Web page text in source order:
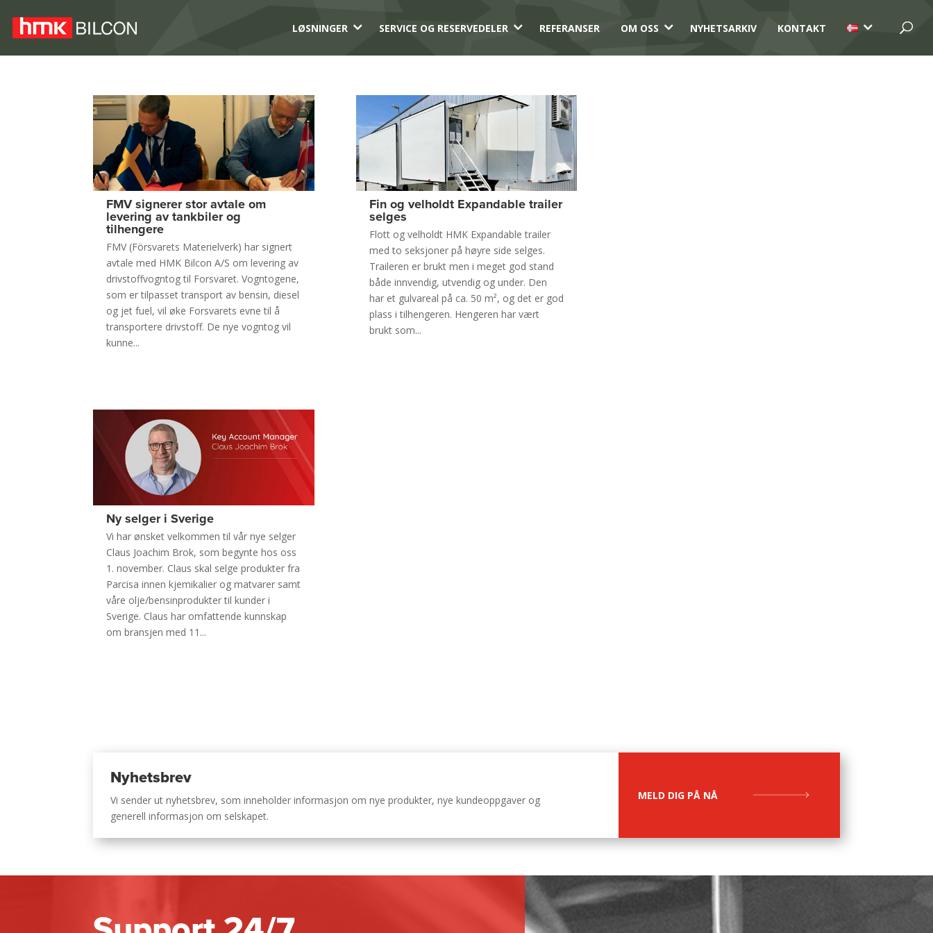
LØSNINGER 3 SERVICE OG RESERVEDELER 3 REFERANSER OM OSS 3 NYHETSARKIV KONTAKT 3
FMV signerer stor avtale om
levering av tankbiler og
tilhengere
FMV (Försvarets Materielverk) har signert
avtale med HMK Bilcon A/S om levering av
drivstoffvogntog til Forsvaret. Vogntogene,
som er tilpasset transport av bensin, diesel
og jet fuel, vil øke Forsvarets evne til å
transportere drivstoff. De nye vogntog vil
kunne...
Ny selger i Sverige
Vi har ønsket velkommen til vår nye selger
Claus Joachim Brok, som begynte hos oss
1. november. Claus skal selge produkter fra
Parcisa innen kjemikalier og matvarer samt
våre olje/bensinprodukter til kunder i
Sverige. Claus har omfattende kunnskap
om bransjen med 11...
Fin og velholdt Expandable trailer
selges
Flott og velholdt HMK Expandable trailer
med to seksjoner på høyre side selges.
Traileren er brukt men i meget god stand
både innvendig, utvendig og under. Den
har et gulvareal på ca. 50 m², og det er god
plass i tilhengeren. Hengeren har vært
brukt som...
Nyhetsbrev
Vi sender ut nyhetsbrev, som inneholder informasjon om nye produkter, nye kundeoppgaver og
generell informasjon om selskapet.
MELD DIG PÅ NÅ